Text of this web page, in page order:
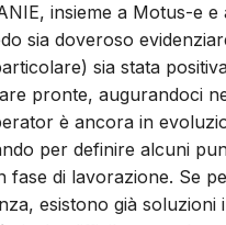
insieme a Motus-e
sia doveroso
sia stata
pronte, augurandoci
è ancora in
per definire alcuni
fase di lavorazione. Se
esistono già